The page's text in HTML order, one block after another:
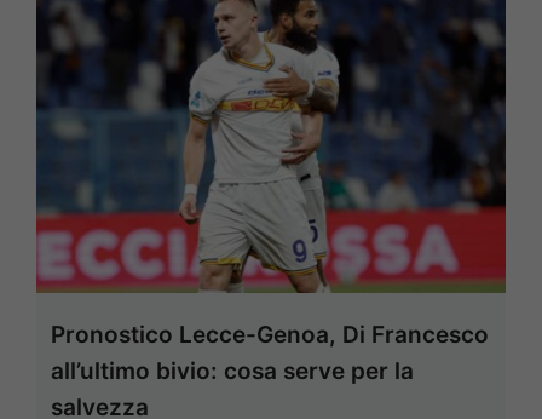
Pronostico Lecce-Genoa, Di Francesco
all’ultimo bivio: cosa serve per la
salvezza